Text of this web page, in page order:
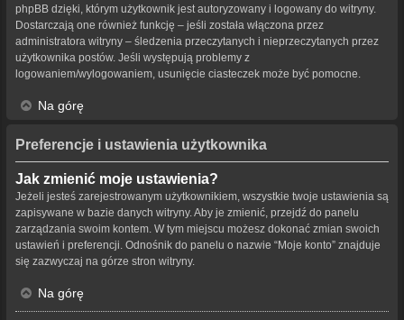
phpBB dzięki, którym użytkownik jest autoryzowany i logowany do witryny.
Dostarczają one również funkcję – jeśli została włączona przez
administratora witryny – śledzenia przeczytanych i nieprzeczytanych przez
użytkownika postów. Jeśli występują problemy z
logowaniem/wylogowaniem, usunięcie ciasteczek może być pomocne.
Na górę
Preferencje i ustawienia użytkownika
Jak zmienić moje ustawienia?
Jeżeli jesteś zarejestrowanym użytkownikiem, wszystkie twoje ustawienia są
zapisywane w bazie danych witryny. Aby je zmienić, przejdź do panelu
zarządzania swoim kontem. W tym miejscu możesz dokonać zmian swoich
ustawień i preferencji. Odnośnik do panelu o nazwie “Moje konto” znajduje
się zazwyczaj na górze stron witryny.
Na górę